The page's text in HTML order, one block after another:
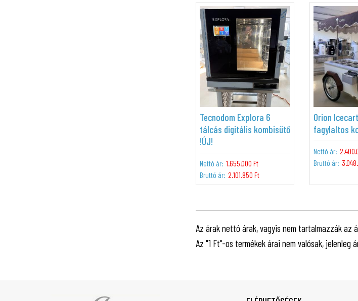
Tecnodom Explora 6
tálcás digitális kombisütő
!ÚJ!
Nettó ár: 1.655.000 Ft
Bruttó ár: 2.101.850 Ft
Orion
fagylaltos
Nettó ár:
Bruttó ár:
Az árak nettó árak, vagyis nem tartalmazzák az
Az "1 Ft"-os termékek árai nem valósak, jelenleg